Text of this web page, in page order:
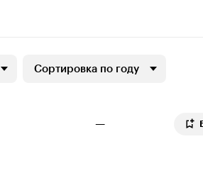
Сортировка по году
—